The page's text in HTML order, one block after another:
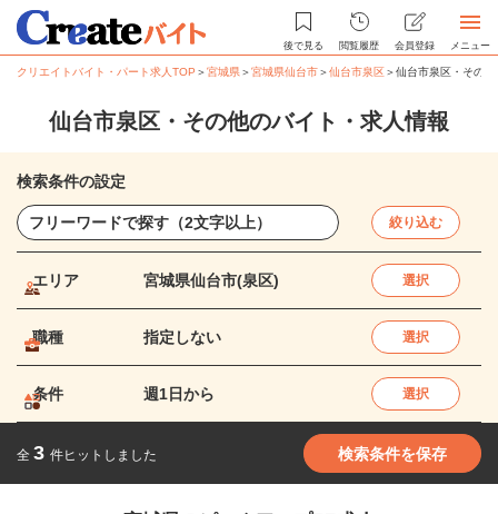
後で見る 閲覧履歴 会員登録 メニュー
クリエイトバイト・パート求人TOP ＞宮城県＞宮城県仙台市＞仙台市泉区＞仙台市泉区・その
仙台市泉区・その他のバイト・求人情報
検索条件の設定
絞り込む
エリア 宮城県仙台市(泉区) 選択
職種 指定しない 選択
条件 週1日から 選択
全 3 件ヒットしました 検索条件を保存